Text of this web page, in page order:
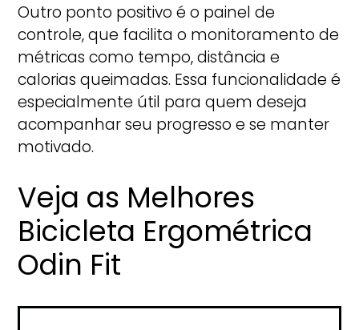
Outro ponto positivo é o painel de
controle, que facilita o monitoramento de
métricas como tempo, distância e
calorias queimadas. Essa funcionalidade é
especialmente útil para quem deseja
acompanhar seu progresso e se manter
motivado.
Veja as Melhores
Bicicleta Ergométrica
Odin Fit